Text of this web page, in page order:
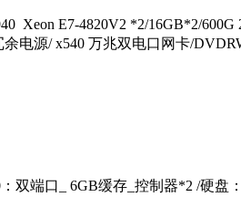
Xeon E7-4820V2 *2/16GB*2/
余电源/ x540 万兆双电口网卡/
：双端口_ 6GB缓存_控制器*2 /硬盘